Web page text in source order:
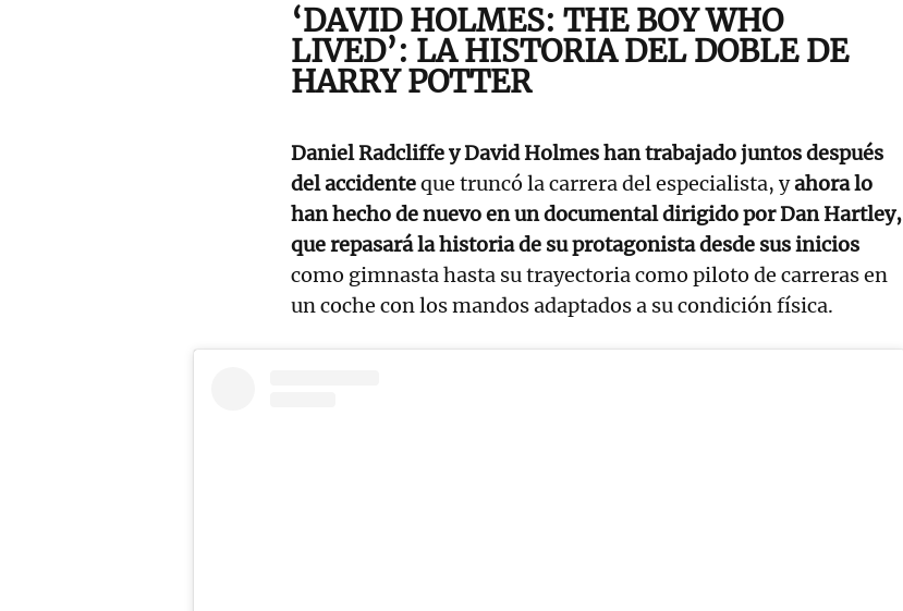
‘DAVID HOLMES: THE BOY WHO
LIVED’: LA HISTORIA DEL DOBLE DE
HARRY POTTER
Daniel Radcliffe y David Holmes han trabajado juntos después
del accidenteque truncó la carrera del especialista, yahora lo
han hecho de nuevo en un documental dirigido por Dan Hartley,
que repasará la historia de su protagonista desde sus inicios
como gimnasta hasta su trayectoria como piloto de carreras en
un coche con los mandos adaptados a su condición física.